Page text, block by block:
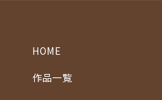
HOME
作品一覧